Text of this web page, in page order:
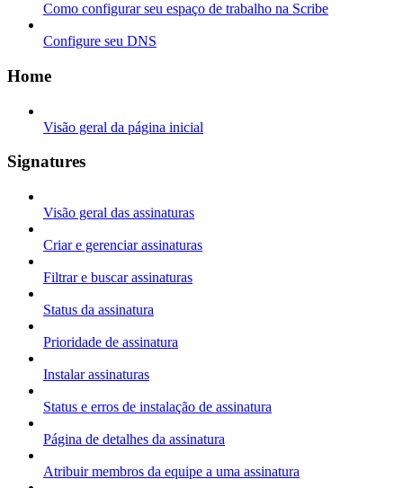
Como configurar seu espaço de trabalho na Scribe
Configure seu DNS
Home
Visão geral da página inicial
Signatures
Visão geral das assinaturas
Criar e gerenciar assinaturas
Filtrar e buscar assinaturas
Status da assinatura
Prioridade de assinatura
Instalar assinaturas
Status e erros de instalação de assinatura
Página de detalhes da assinatura
Atribuir membros da equipe a uma assinatura